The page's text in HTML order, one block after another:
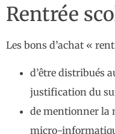
Rentrée
Les bons d’achat «
d’être distribués
justification du
de mentionner la
micro-